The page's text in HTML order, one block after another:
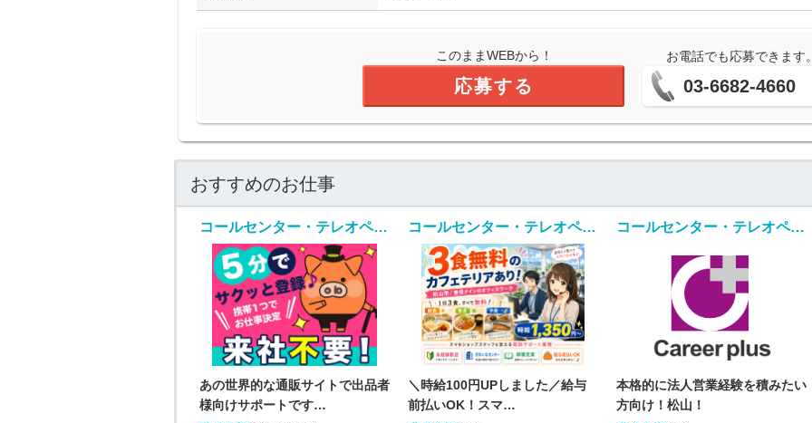
このままWEBから！
応募する
お電話でも応募できます
03-6682-4660
おすすめのお仕事
コールセンター・テレオペ（受信）(通販の出品者サポート（メール・チャット・電話）)
あの世界的な通販サイトで出品者
様向けサポートです…
コールセンター・テレオペ（受信）(スマホショップスタッフの電話サポート)
＼時給100円UPしました／給与
前払いOK！スマ…
コールセンター・テレオペ（発信）(法人向けアウトバウンド業務/週5/9~18時)
本格的に法人営業経験を積みたい
方向け！松山！